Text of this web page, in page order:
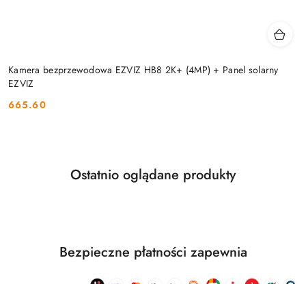
Kamera bezprzewodowa EZVIZ HB8 2K+ (4MP) + Panel solarny
EZVIZ
Cena:
665.60
Pomiń karuzelę produktów
Produkty
Ostatnio oglądane produkty
Bezpieczne płatności zapewnia